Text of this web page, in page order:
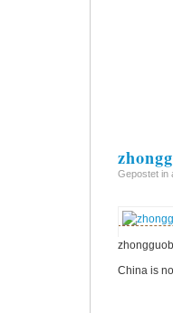
Gepostet in
China is